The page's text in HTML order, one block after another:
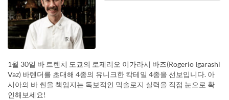
1월 30일 바 트렌치 도쿄의 로제리오 이가라시 바즈(Rogerio Igarashi
Vaz) 바텐더를 초대해 4종의 유니크한 칵테일 4종을 선보입니다. 아
시아의 바 씬을 책임지는 독보적인 믹솔로지 실력을 직접 눈으로 확
인해보세요!